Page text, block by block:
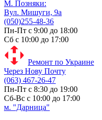
М. Позняки:
Вул. Мишуги, 9а
(050)255-48-36
Пн-Пт с 9:00 до 18:00
Сб с 10:00 до 17:00
Ремонт по Украине
Через Нову Почту
(063) 467-26-47
Пн-Пт с 8:30 до 19:00
Сб-Вс с 10:00 до 17:00
м. "Дарница"